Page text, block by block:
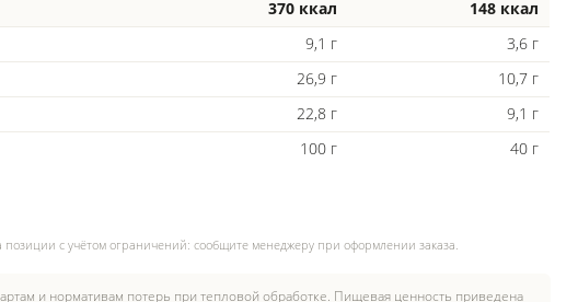
370 ккал
148 ккал
9,1 г
3,6 г
26,9 г
10,7 г
22,8 г
9,1 г
100 г 40 г
с учётом ограничений: сообщите менеджеру при оформлении заказа.
и нормативам потерь при тепловой обработке. Пищевая ценность приведена